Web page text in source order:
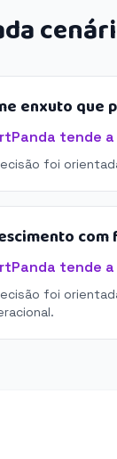
enxuto que
tende
foi
tende
foi